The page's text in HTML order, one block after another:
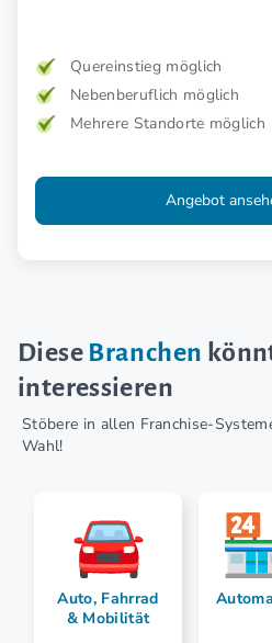
Quereinstieg möglich
Nebenberuflich möglich
Mehrere Standorte möglich
Angebot
Diese Branchen
interessieren
Stöbere in allen Franchise-
Wahl!
Auto, Fahrrad
& Mobilität